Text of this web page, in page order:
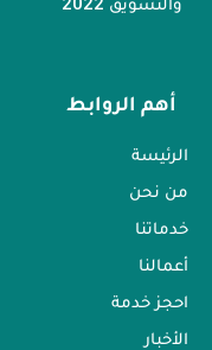
أهم الروابط
الرئيسة
من نحن
خدماتنا
أعمالنا
احجز خدمة
الأخبار